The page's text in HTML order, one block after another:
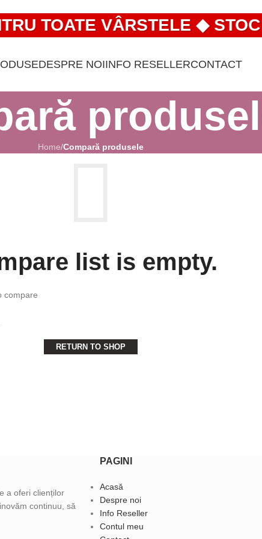
TOATE VÂRSTELE ◆ STOC
DESPRE NOIINFO RESELLERCONTACT
Home/Compară produsele
list is empty.
compare
RETURN TO SHOP
a oferi clienților
continuu, să
PAGINI
Acasă
Despre noi
Info Reseller
Contul meu